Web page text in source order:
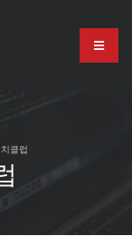
클럽